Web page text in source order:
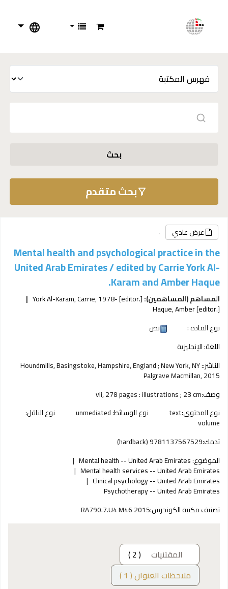
بحث
بحث متقدم
عرض عادي
Mental health and psychological practice in the
United Arab Emirates /edited by Carrie York Al-
Karam and Amber Haque.
المساهم (المساهمين): York Al-Karam, Carrie, 1978-[editor.]
Haque, Amber[editor.]
نوع المادة :
نص
اللغة:الإنجليزية
الناشر:Houndmills, Basingstoke, Hampshire, England ; New York, NY :
Palgrave Macmillan,2015
وصف:vii, 278 pages : illustrations ; 23 cm
نوع المحتوى:text نوع الوسائط:unmediated نوع الناقل:
volume
تدمك:9781137567529 (hardback)
الموضوع:Mental health -- United Arab Emirates
Mental health services -- United Arab Emirates
Clinical psychology -- United Arab Emirates
Psychotherapy -- United Arab Emirates
تصنيف مكتبة الكونجرس:RA790.7.U4 M46 2015
المقتنيات
( 2 )
ملاحظات العنوان ( 1 )